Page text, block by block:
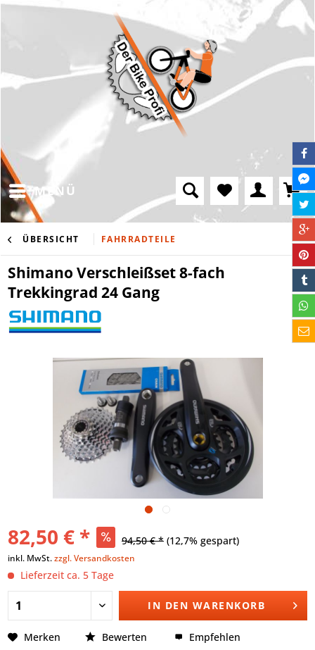
MENÜ
ÜBERSICHT FAHRRADTEILE
Shimano Verschleißset 8-fach
Trekkingrad 24 Gang
82,50 € * 94,50 € * (12,7% gespart)
inkl. MwSt.zzgl. Versandkosten
Lieferzeit ca. 5 Tage
IN DEN WARENKORB
Merken Bewerten Empfehlen